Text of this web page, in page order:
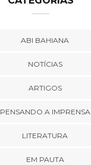
ABI BAHIANA
NOTÍCIAS
ARTIGOS
PENSANDO A IMPRENSA
LITERATURA
EM PAUTA